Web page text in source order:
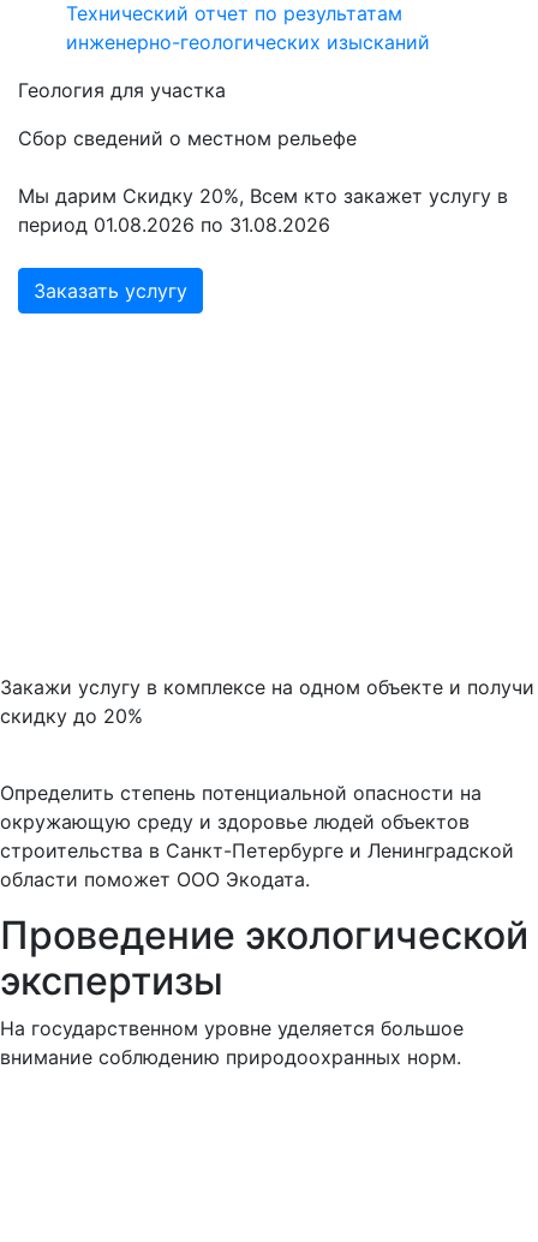
Технический отчет по результатам
инженерно-геологических изысканий
Геология для участка
Сбор сведений о местном рельефе
Мы дарим Скидку 20%, Всем кто закажет услугу в
период 01.08.2026 по 31.08.2026
Заказать услугу
Закажи услугу в комплексе на одном объекте и получи
скидку до 20%
Определить степень потенциальной опасности на
окружающую среду и здоровье людей объектов
строительства в Санкт-Петербурге и Ленинградской
области поможет ООО Экодата.
Проведение экологической
экспертизы
На государственном уровне уделяется большое
внимание соблюдению природоохранных норм.